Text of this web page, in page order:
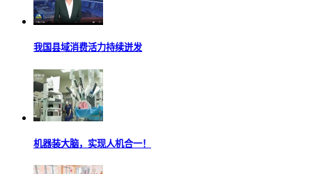
我国县域消费活力持续迸发
机器装大脑，实现人机合一！